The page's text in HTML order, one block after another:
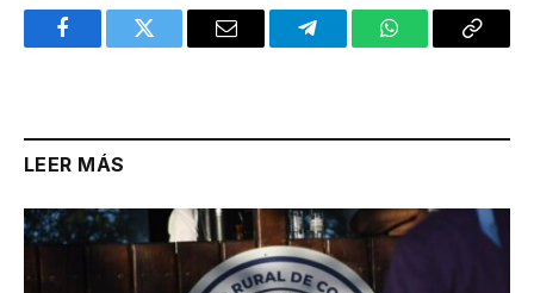
FacebookTwitter Email TelegramWhatsAppCopy
LEER MÁS